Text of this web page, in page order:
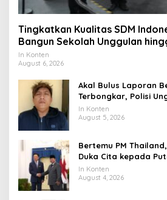
Tingkatkan Kualitas SDM
Bangun Sekolah Unggulan
Universitas Terbaik Dunia
In Konten
August 6, 2026
Akal Bulus Laporan
Terbongkar, Polisi
Uang Perusahaan
In Konten
August 5, 2026
Bertemu PM
Duka Cita kepada
Tahun ke Raja
In Konten
August 4, 2026